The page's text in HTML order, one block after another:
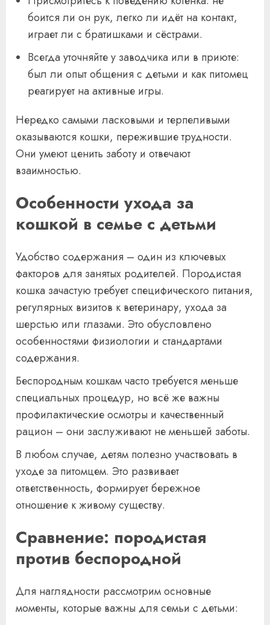
боится ли он рук, легко ли идёт на контакт,
играет ли с братишками и сёстрами.
Всегда уточняйте у заводчика или в приюте:
был ли опыт общения с детьми и как питомец
реагирует на активные игры.
Нередко самыми ласковыми и терпеливыми
оказываются кошки, пережившие трудности.
Они умеют ценить заботу и отвечают
взаимностью.
Особенности ухода за
кошкой в семье с детьми
Удобство содержания – один из ключевых
факторов для занятых родителей. Породистая
кошка зачастую требует специфического питания,
регулярных визитов к ветеринару, ухода за
шерстью или глазами. Это обусловлено
особенностями физиологии и стандартами
содержания.
Беспородным кошкам часто требуется меньше
специальных процедур, но всё же важны
профилактические осмотры и качественный
рацион – они заслуживают не меньшей заботы.
В любом случае, детям полезно участвовать в
уходе за питомцем. Это развивает
ответственность, формирует бережное
отношение к живому существу.
Сравнение: породистая
против беспородной
Для наглядности рассмотрим основные
моменты, которые важны для семьи с детьми: